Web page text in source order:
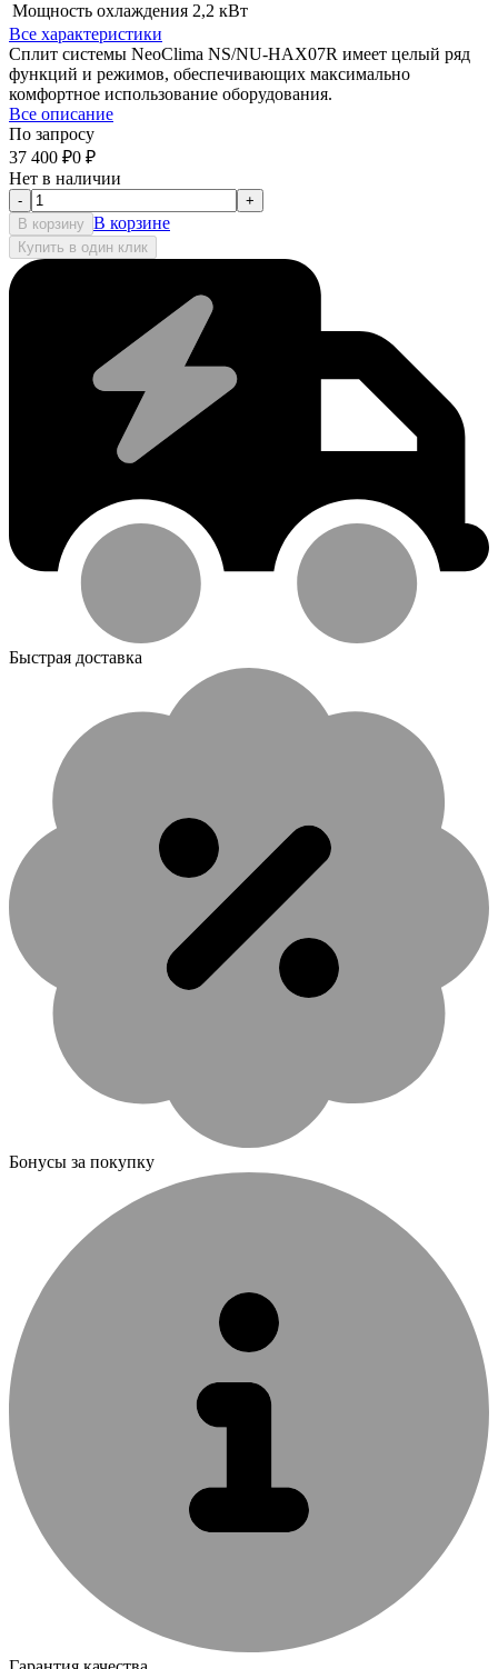
Мощность охлаждения 2,2 кВт
Все характеристики
Сплит системы NeoClima NS/NU-HAX07R имеет целый ряд
функций и режимов, обеспечивающих максимально
комфортное использование оборудования.
Все описание
По запросу
37 400 ₽0 ₽
Нет в наличии
-
+
В корзину В корзине
Купить в один клик
Быстрая доставка
Бонусы за покупку